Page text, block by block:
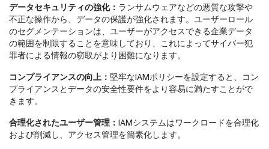
データセキュリティの強化： ランサムウェアなどの悪質な攻撃や
不正な操作から、データの保護が強化されます。ユーザーロール
のセグメンテーションは、ユーザーがアクセスできる企業データ
の範囲を制限することを意味しており、これによってサイバー犯
罪者による情報の窃取がより困難になります。
コンプライアンスの向上： 堅牢なIAMポリシーを設定すると、コン
プライアンスとデータの安全性要件をより容易に満たすことがで
きます。
合理化されたユーザー管理： IAMシステムはワークロードを合理化
および削減し、アクセス管理を簡素化します。